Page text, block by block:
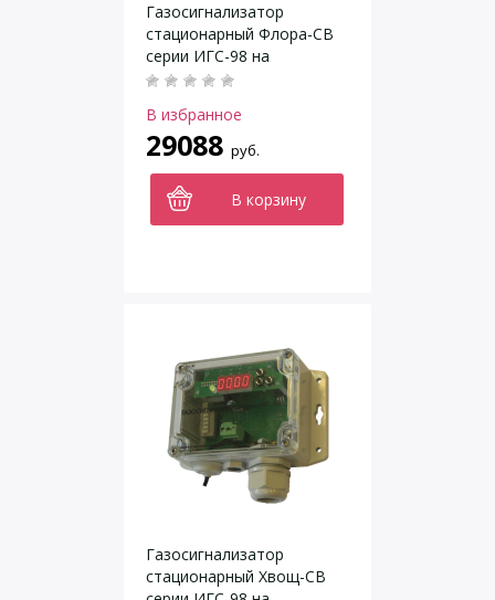
Газосигнализатор
стационарный Флора-СВ
серии ИГС-98 на
формальдегид Н2CO
В избранное
29088 руб.
В корзину
Газосигнализатор
стационарный Хвощ-СВ